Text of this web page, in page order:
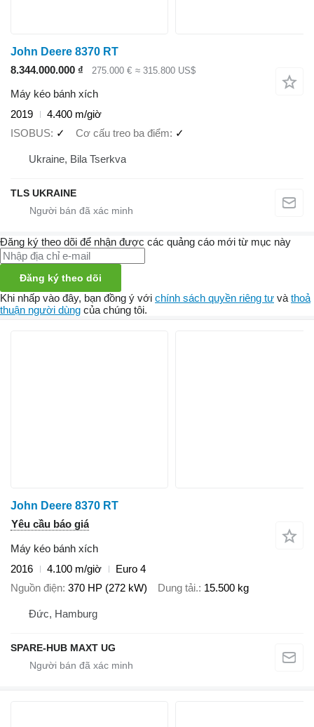
John Deere 8370 RT
8.344.000.000 ₫
275.000 € ≈ 315.800 US$
Máy kéo bánh xích
2019
4.400 m/giờ
ISOBUS ✓ Cơ cấu treo ba điểm ✓
Ukraine, Bila Tserkva
TLS UKRAINE
Đăng ký theo dõi để nhận được các quảng cáo mới từ mục này
Đăng ký theo dõi
Khi nhấp vào đây, bạn đồng ý với chính sách quyền riêng tư và thoả
thuận người dùng của chúng tôi.
John Deere 8370 RT
Yêu cầu báo giá
Máy kéo bánh xích
2016
4.100 m/giờ
Euro 4
Nguồn điện 370 HP (272 kW) Dung tải. 15.500 kg
Đức, Hamburg
SPARE-HUB MAXT UG